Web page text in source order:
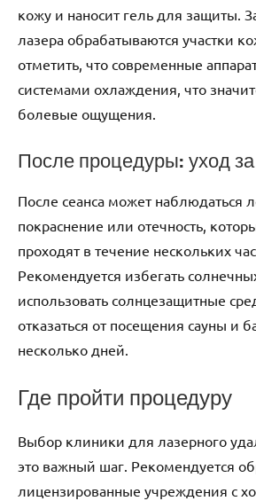
кожу и наносит гель для защиты.
лазера обрабатываются участки
отметить, что современные
системами охлаждения, что
болевые ощущения.
После процедуры: уход
После сеанса может наблюдаться
покраснение или отечность,
проходят в течение нескольких
Рекомендуется избегать
использовать солнцезащитные
отказаться от посещения сауны и
несколько дней.
Где пройти процедуру
Выбор клиники для лазерного
это важный шаг. Рекомендуется
лицензированные учреждения с